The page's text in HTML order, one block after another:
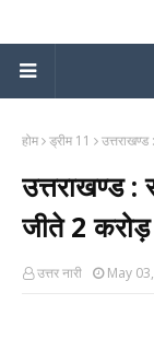
होम ड्रीम 11
उत्तराखण्ड :
जीते 2
उत्तर नारी May